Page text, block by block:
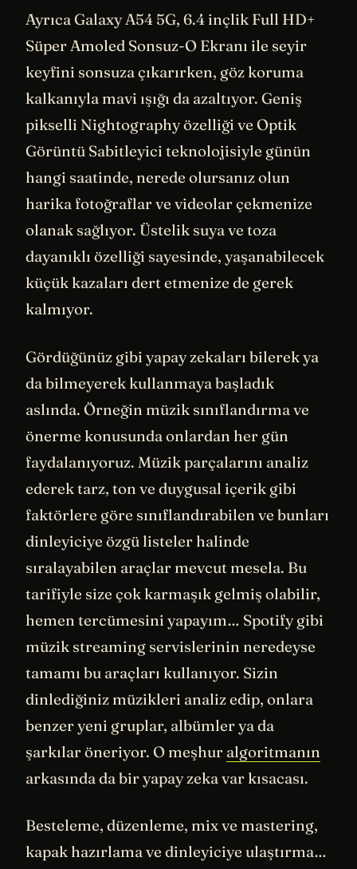
Ayrıca Galaxy A54 5G, 6.4 inçlik Full HD+
Süper Amoled Sonsuz-O Ekranı ile seyir
keyfini sonsuza çıkarırken, göz koruma
kalkanıyla mavi ışığı da azaltıyor. Geniş
pikselli Nightography özelliği ve Optik
Görüntü Sabitleyici teknolojisiyle günün
hangi saatinde, nerede olursanız olun
harika fotoğraflar ve videolar çekmenize
olanak sağlıyor. Üstelik suya ve toza
dayanıklı özelliği sayesinde, yaşanabilecek
küçük kazaları dert etmenize de gerek
kalmıyor.
Gördüğünüz gibi yapay zekaları bilerek ya
da bilmeyerek kullanmaya başladık
aslında. Örneğin müzik sınıflandırma ve
önerme konusunda onlardan her gün
faydalanıyoruz. Müzik parçalarını analiz
ederek tarz, ton ve duygusal içerik gibi
faktörlere göre sınıflandırabilen ve bunları
dinleyiciye özgü listeler halinde
sıralayabilen araçlar mevcut mesela. Bu
tarifiyle size çok karmaşık gelmiş olabilir,
hemen tercümesini yapayım… Spotify gibi
müzik streaming servislerinin neredeyse
tamamı bu araçları kullanıyor. Sizin
dinlediğiniz müzikleri analiz edip, onlara
benzer yeni gruplar, albümler ya da
şarkılar öneriyor. O meşhur algoritmanın
arkasında da bir yapay zeka var kısacası.
Besteleme, düzenleme, mix ve mastering,
kapak hazırlama ve dinleyiciye ulaştırma…